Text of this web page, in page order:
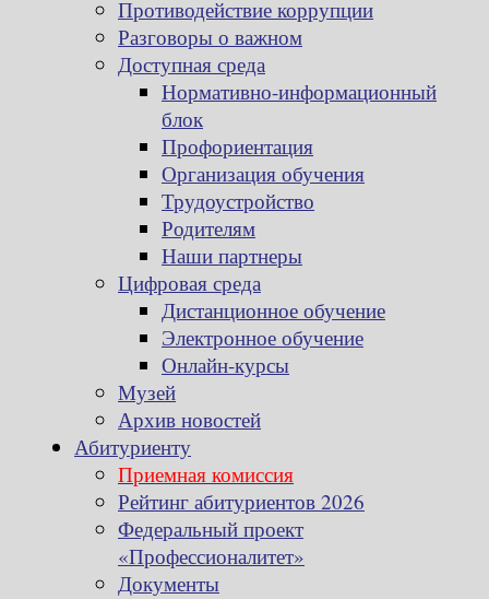
Противодействие коррупции
Разговоры о важном
Доступная среда
Нормативно-информационный
блок
Профориентация
Организация обучения
Трудоустройство
Родителям
Наши партнеры
Цифровая среда
Дистанционное обучение
Электронное обучение
Онлайн-курсы
Музей
Архив новостей
Абитуриенту
Приемная комиссия
Рейтинг абитуриентов 2026
Федеральный проект
«Профессионалитет»
Документы